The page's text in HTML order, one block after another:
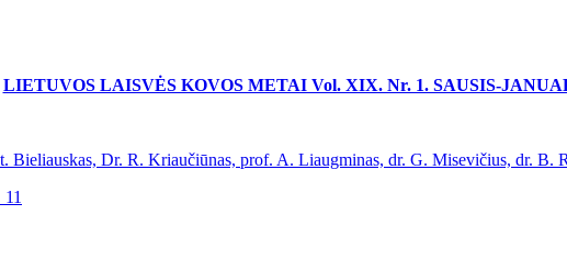
LIETUVOS LAISVĖS KOVOS METAI Vol. XIX. Nr. 1. SAUSIS-
Dr. R. Kriaučiūnas, prof. A. Liaugminas, dr. G. Misevičius, dr. B.